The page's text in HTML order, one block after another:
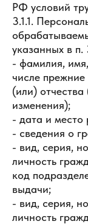
РФ условий
3.1.1.
указанных в п.
- фамилия,
числе
(или)
изменения);
- дата и место
- сведения о
- вид, серия,
личность
код
выдачи;
- вид, серия,
личность